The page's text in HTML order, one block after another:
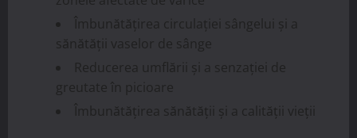
Îmbunătățirea circulației sângelui și a
sănătății vaselor de sânge
Reducerea umflării și a senzației de
greutate în picioare
Îmbunătățirea sănătății și a calității vieții